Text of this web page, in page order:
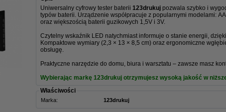
Uniwersalny cyfrowy tester baterii 123drukuj pozwala szybko i
typów baterii. Urządzenie współpracuje z popularnymi modelami:
oraz większością baterii guzikowych 1,5V i 3V.
Czytelny wskaźnik LED natychmiast informuje o stanie energii,
Kompaktowe wymiary (2,3 × 13 × 8,5 cm) oraz ergonomiczne
obsługę.
Praktyczne narzędzie do domu, biura i warsztatu – zawsze masz
Wybierając markę 123drukuj otrzymujesz wysoką jakość w
Właściwości
Marka: 123drukuj